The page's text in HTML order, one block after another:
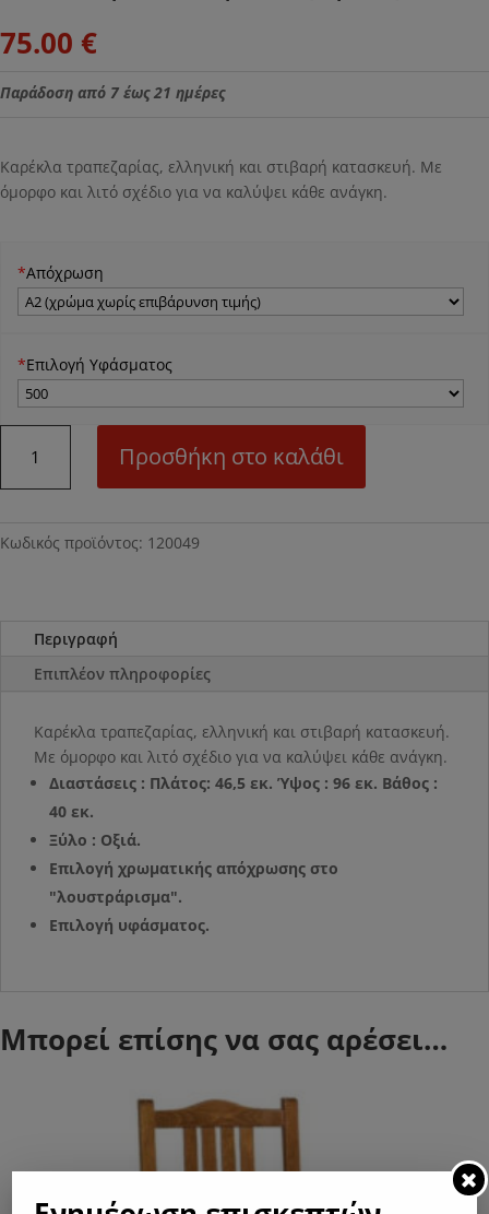
75.00 €
Παράδοση από 7 έως 21 ημέρες
Καρέκλα τραπεζαρίας, ελληνική και στιβαρή κατασκευή. Με
όμορφο και λιτό σχέδιο για να καλύψει κάθε ανάγκη.
*Απόχρωση
*Επιλογή Υφάσματος
Καρέκλα
τραπεζαρίας
Προσθήκη στο καλάθι
Κωδικός προϊόντος: 120049
Περιγραφή
Επιπλέον πληροφορίες
Καρέκλα τραπεζαρίας, ελληνική και στιβαρή κατασκευή.
Με όμορφο και λιτό σχέδιο για να καλύψει κάθε ανάγκη.
Διαστάσεις : Πλάτος: 46,5 εκ. Ύψος : 96 εκ. Βάθος :
40 εκ.
Ξύλο : Οξιά.
Επιλογή χρωματικής απόχρωσης στο
"λουστράρισμα".
Επιλογή υφάσματος.
Μπορεί επίσης να σας αρέσει…